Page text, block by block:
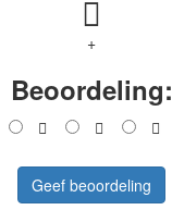
+
Beoordeling:
Geef beoordeling